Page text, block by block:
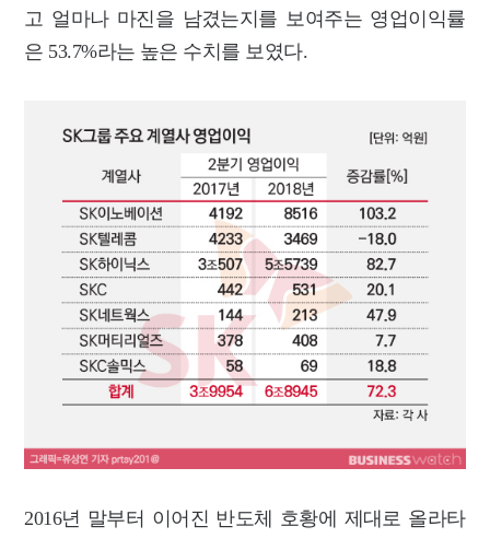
고 얼마나 마진을 남겼는지를 보여주는 영업이익률
은 53.7%라는 높은 수치를 보였다.
2016년 말부터 이어진 반도체 호황에 제대로 올라타